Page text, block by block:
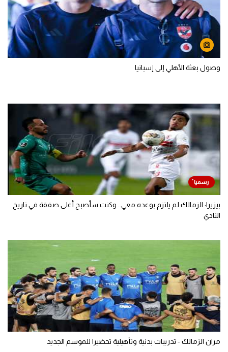
وصول بعثة الأهلي إلى إسبانيا
بيزيرا: الزمالك لم يلتزم بوعده معي.. وكنت سأصبح أغلى صفقة في تاريخ
النادي
مران الزمالك - تدريبات بدنية وتأهيلية تحضيرا للموسم الجديد